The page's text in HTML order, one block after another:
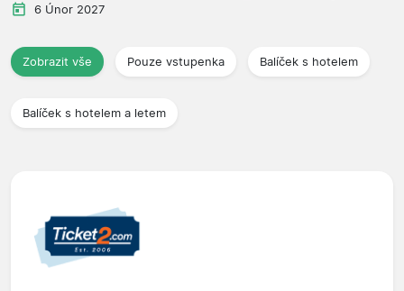
6 Únor 2027
Zobrazit vše Pouze vstupenka Balíček s hotelem
Balíček s hotelem a letem